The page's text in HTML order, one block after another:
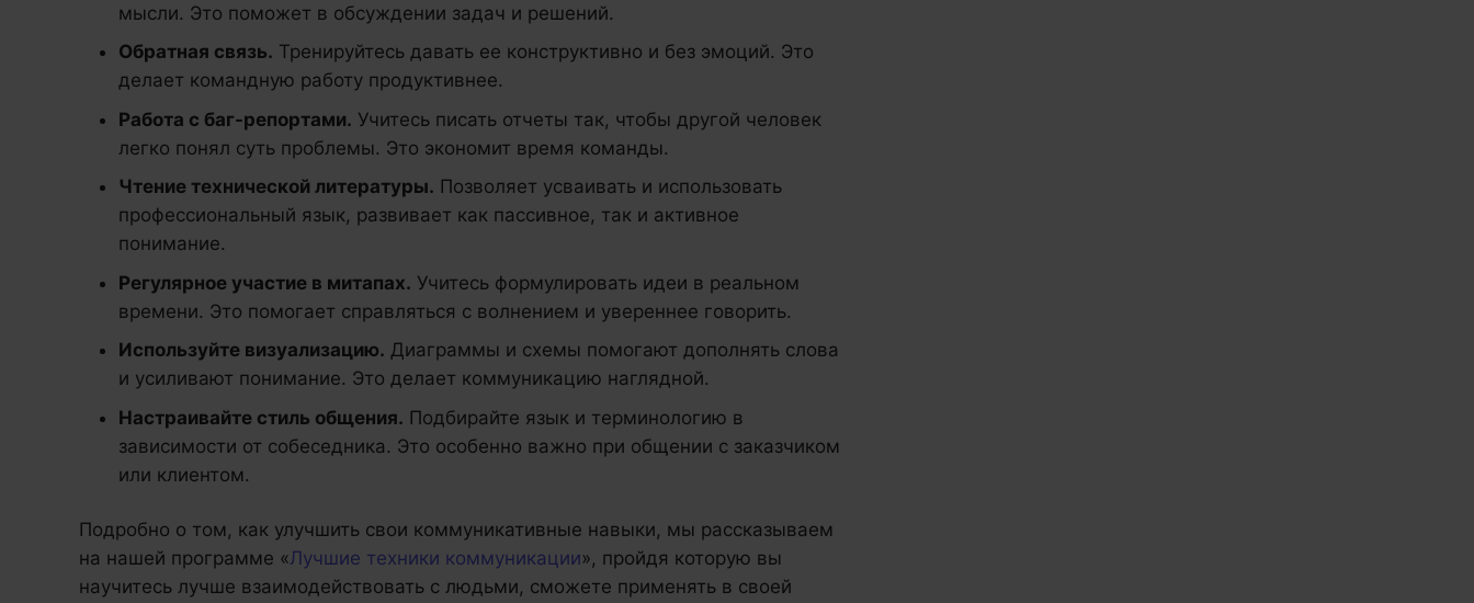
мысли. Это поможет в обсуждении задач и решений.
Обратная связь. Тренируйтесь давать ее конструктивно и без эмоций. Это
делает командную работу продуктивнее.
Работа с баг-репортами. Учитесь писать отчеты так, чтобы другой человек
легко понял суть проблемы. Это экономит время команды.
Чтение технической литературы. Позволяет усваивать и использовать
профессиональный язык, развивает как пассивное, так и активное
понимание.
Регулярное участие в митапах. Учитесь формулировать идеи в реальном
времени. Это помогает справляться с волнением и увереннее говорить.
Используйте визуализацию. Диаграммы и схемы помогают дополнять слова
и усиливают понимание. Это делает коммуникацию наглядной.
Настраивайте стиль общения. Подбирайте язык и терминологию в
зависимости от собеседника. Это особенно важно при общении с заказчиком
или клиентом.
Подробно о том, как улучшить свои коммуникативные навыки, мы рассказываем
на нашей программе «Лучшие техники коммуникации», пройдя которую вы
научитесь лучше взаимодействовать с людьми, сможете применять в своей